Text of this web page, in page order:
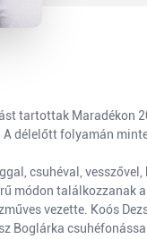
tartottak Maradékon
A délelőtt folyamán
csuhéval,
módon találkozzanak
vezette. Koós
Boglárka